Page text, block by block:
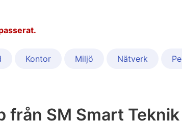
Kontor Miljö Nätverk
från SM Smart Teknik